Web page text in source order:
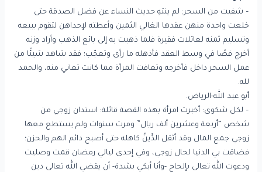
– شفيت من السحر: لم ينتهِ حديث النساء عن فضل الصدقة حتى
خلعت واحدة منهن عقدها الغالي الثمين وأعطته لإحداهن لتقوم ببيعه
وتسليم ثمنه لعائلات فقيرة فلما ذهبت به إلى بائع الذهب وأراد وزنه
أخرج فصًا في وسط العقد فأذهله ما رأى وتعجّب؛ فقد شاهد شيئًا من
عمل السحر داخل فأخرجه وتعافت المرأة مما كانت تعاني منه، والحمد
لله.
أبو عبد الله-الرياض.
– لكل شكوى: أخبرت امرأة بهذه القصة قائلة: استدان زوجي من
شخص “أربعة وعشرين ألف ريال” ومرت سنوات ولم يستطع معها
زوجي جمع المال وقد أثقل الدَّينُ كاهله حتى أصبح دائم الهم والحزن؛
فضاقت بي الدنيا لحال زوجي، وفي إحدى ليالي رمضان قمت وصليت
ودعوت الله تعالى بإلحاح -وأنا أبكي بشدة- أن يقضي الله تعالى دين